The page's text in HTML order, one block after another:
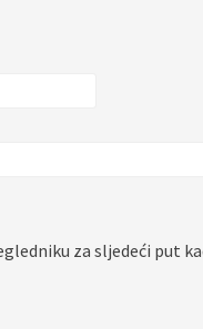
za sljedeći put